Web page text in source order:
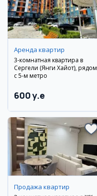
Аренда квартир
3-комнатная квартира в
Сергели (Янги Хайот), рядом
с 5-м метро
600 y.e
Продажа квартир